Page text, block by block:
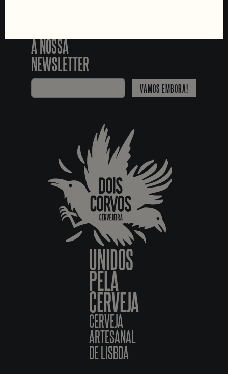
À NOSSA
NEWSLETTER
VAMOS EMBORA!
UNIDOS
PELA
CERVEJA
CERVEJA
ARTESANAL
DE LISBOA